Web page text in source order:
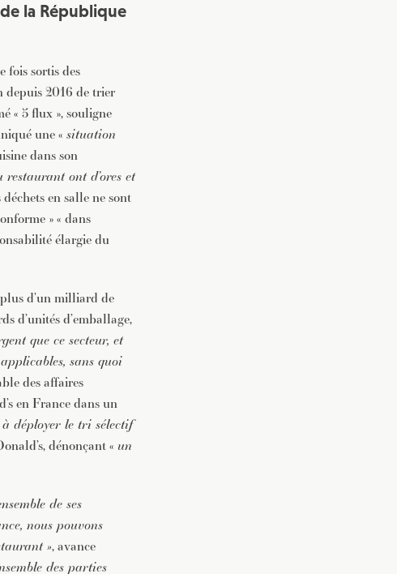
de la République
fois sortis des
depuis 2016 de trier
« 5 flux », souligne
une « situation
dans son
ont d’ores et
en salle ne sont
» « dans
élargie du
d’un milliard de
d’unités d’emballage,
que ce secteur, et
sans quoi
des affaires
en France dans un
à déployer le tri sélectif
dénonçant « un
de ses
nous pouvons
», avance
des parties